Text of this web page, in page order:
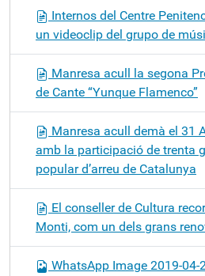
Internos del Centre
un videoclip del grupo de
Manresa acull la segona
de Cante “Yunque Flamenco”
Manresa acull demà el 31
amb la participació de trenta
popular d’arreu de Catalunya
El conseller de Cultura
Monti, com un dels grans
WhatsApp Image 2019-04-